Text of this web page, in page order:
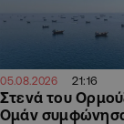
05.08.2026 21:16
Στενά του
Ομάν